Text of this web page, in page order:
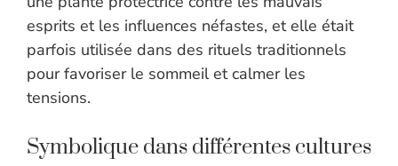
esprits et les influences néfastes, et elle était
parfois utilisée dans des rituels traditionnels
pour favoriser le sommeil et calmer les
tensions.
Symbolique dans différentes cultures